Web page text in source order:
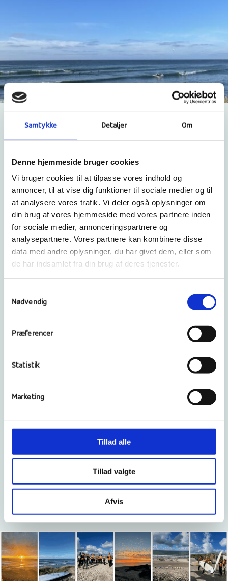
Samtykke Detaljer Om
Denne hjemmeside bruger cookies
Vi bruger cookies til at tilpasse vores indhold og
annoncer, til at vise dig funktioner til sociale medier og til
at analysere vores trafik. Vi deler også oplysninger om
din brug af vores hjemmeside med vores partnere inden
for sociale medier, annonceringspartnere og
analysepartnere. Vores partnere kan kombinere disse
data med andre oplysninger, du har givet dem, eller som
de har indsamlet fra din brug af deres tjenester.
Nødvendig
Præferencer
Statistik
Marketing
Tillad alle
Tillad valgte
Afvis
Begynder
PåSurf begynderkursusfår du en
grundlæggende og grundig introduktion til
surfudstyr, surfteknik og vigtige
sikkerhedsregler på havet. Du lærer, hvordan
du fanger bølgerne og hvordan du kommer op
at stå på brættet. Forvent en støttende og
opmuntrende atmosfære, hvor du kan stille
sjov og tryg oplevelse på vandet, så du kan
Øvede
vores jagt på de gode bølger og øver pop up-
der for at guide dig igennem hele processen,
og målet med dette kursus er at ruste dig til
snart at tage på vandet på egen hånd. Vores
erfarne instruktører vil sørge for, at du får en
sjov og tryg oplevelse i Vesterhavet.Get on